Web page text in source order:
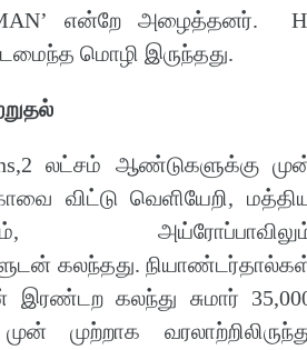
என்றே அழைத்தனர்.
மொழி இருந்தது.
லட்சம் ஆண்டுகளுக்கு
விட்டு வெளியேறி,
கலந்தது.
இரண்டற கலந்து சுமார்
முற்றாக